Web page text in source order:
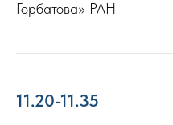
Горбатова» РАН
11.20-11.35